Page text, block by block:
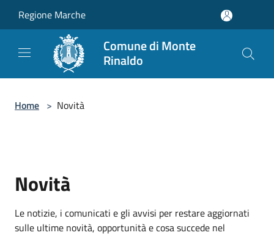
Regione Marche
Comune di Monte
Rinaldo
Home > Novità
Novità
Le notizie, i comunicati e gli avvisi per restare aggiornati
sulle ultime novità, opportunità e cosa succede nel